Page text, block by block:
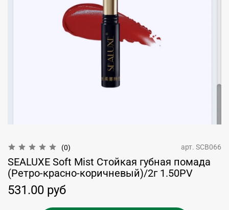
(0) арт. SCB066
SEALUXE Soft Mist Стойкая губная помада
(Ретро-красно-коричневый)/2г 1.50PV
531.00 руб